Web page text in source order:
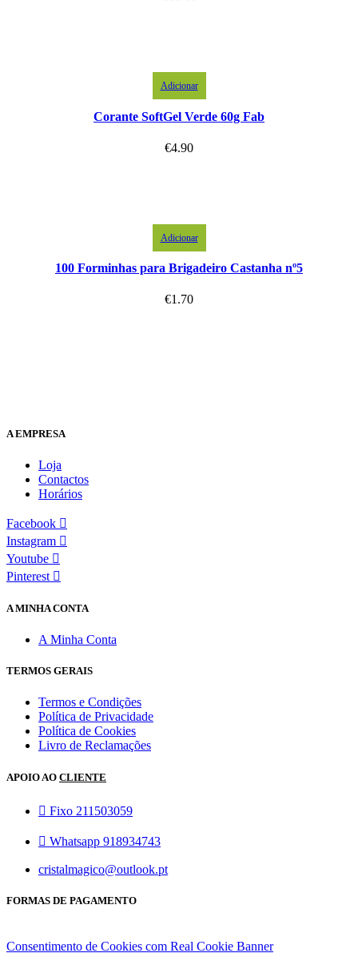
Adicionar
Corante SoftGel Verde 60g Fab
€4.90
Adicionar
100 Forminhas para Brigadeiro Castanha nº5
€1.70
A EMPRESA
Loja
Contactos
Horários
Facebook
Instagram
Youtube
Pinterest
A MINHA CONTA
A Minha Conta
TERMOS GERAIS
Termos e Condições
Política de Privacidade
Política de Cookies
Livro de Reclamações
APOIO AO CLIENTE
Fixo 211503059
Whatsapp 918934743
cristalmagico@outlook.pt
FORMAS DE PAGAMENTO
Consentimento de Cookies com Real Cookie Banner